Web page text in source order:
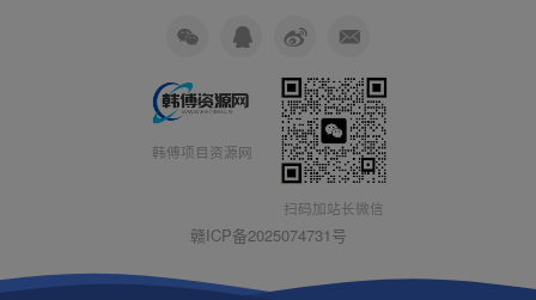
韩傅项目资源网
扫码加站长微信
赣ICP备2025074731号